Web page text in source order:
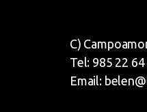
C)
Tel: 985 22 64
Email: